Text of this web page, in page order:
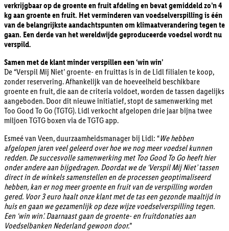
verkrijgbaar op de groente en fruit afdeling en bevat gemiddeld zo’n 4
kg aan groente en fruit. Het verminderen van voedselverspilling is één
van de belangrijkste aandachtspunten om klimaatverandering tegen te
gaan. Een derde van het wereldwijde geproduceerde voedsel wordt nu
verspild.
Samen met de klant minder verspillen een ‘win win’
De “Verspil Mij Niet’ groente- en fruittas is in de Lidl filialen te koop,
zonder reservering. Afhankelijk van de hoeveelheid beschikbare
groente en fruit, die aan de criteria voldoet, worden de tassen dagelijks
aangeboden. Door dit nieuwe initiatief, stopt de samenwerking met
Too Good To Go (TGTG). Lidl verkocht afgelopen drie jaar bijna twee
miljoen TGTG boxen via de TGTG app.
Esmeé van Veen, duurzaamheidsmanager bij Lidl: “We hebben
afgelopen jaren veel geleerd over hoe we nog meer voedsel kunnen
redden. De succesvolle samenwerking met Too Good To Go heeft hier
onder andere aan bijgedragen. Doordat we de ‘Verspil Mij Niet’ tassen
direct in de winkels samenstellen en de processen geoptimaliseerd
hebben, kan er nog meer groente en fruit van de verspilling worden
gered. Voor 3 euro haalt onze klant met de tas een gezonde maaltijd in
huis en gaan we gezamenlijk op deze wijze voedselverspilling tegen.
Een ‘win win’. Daarnaast gaan de groente- en fruitdonaties aan
Voedselbanken Nederland gewoon door.”